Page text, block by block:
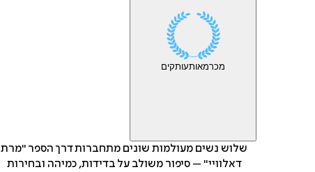
מכרמאותעותקים
שלוש נשים מעולמות שונים מתחברות דרך הספר "מרת
דאלוויי" – סיפור משולב על בדידות, כמיהה ובחירות